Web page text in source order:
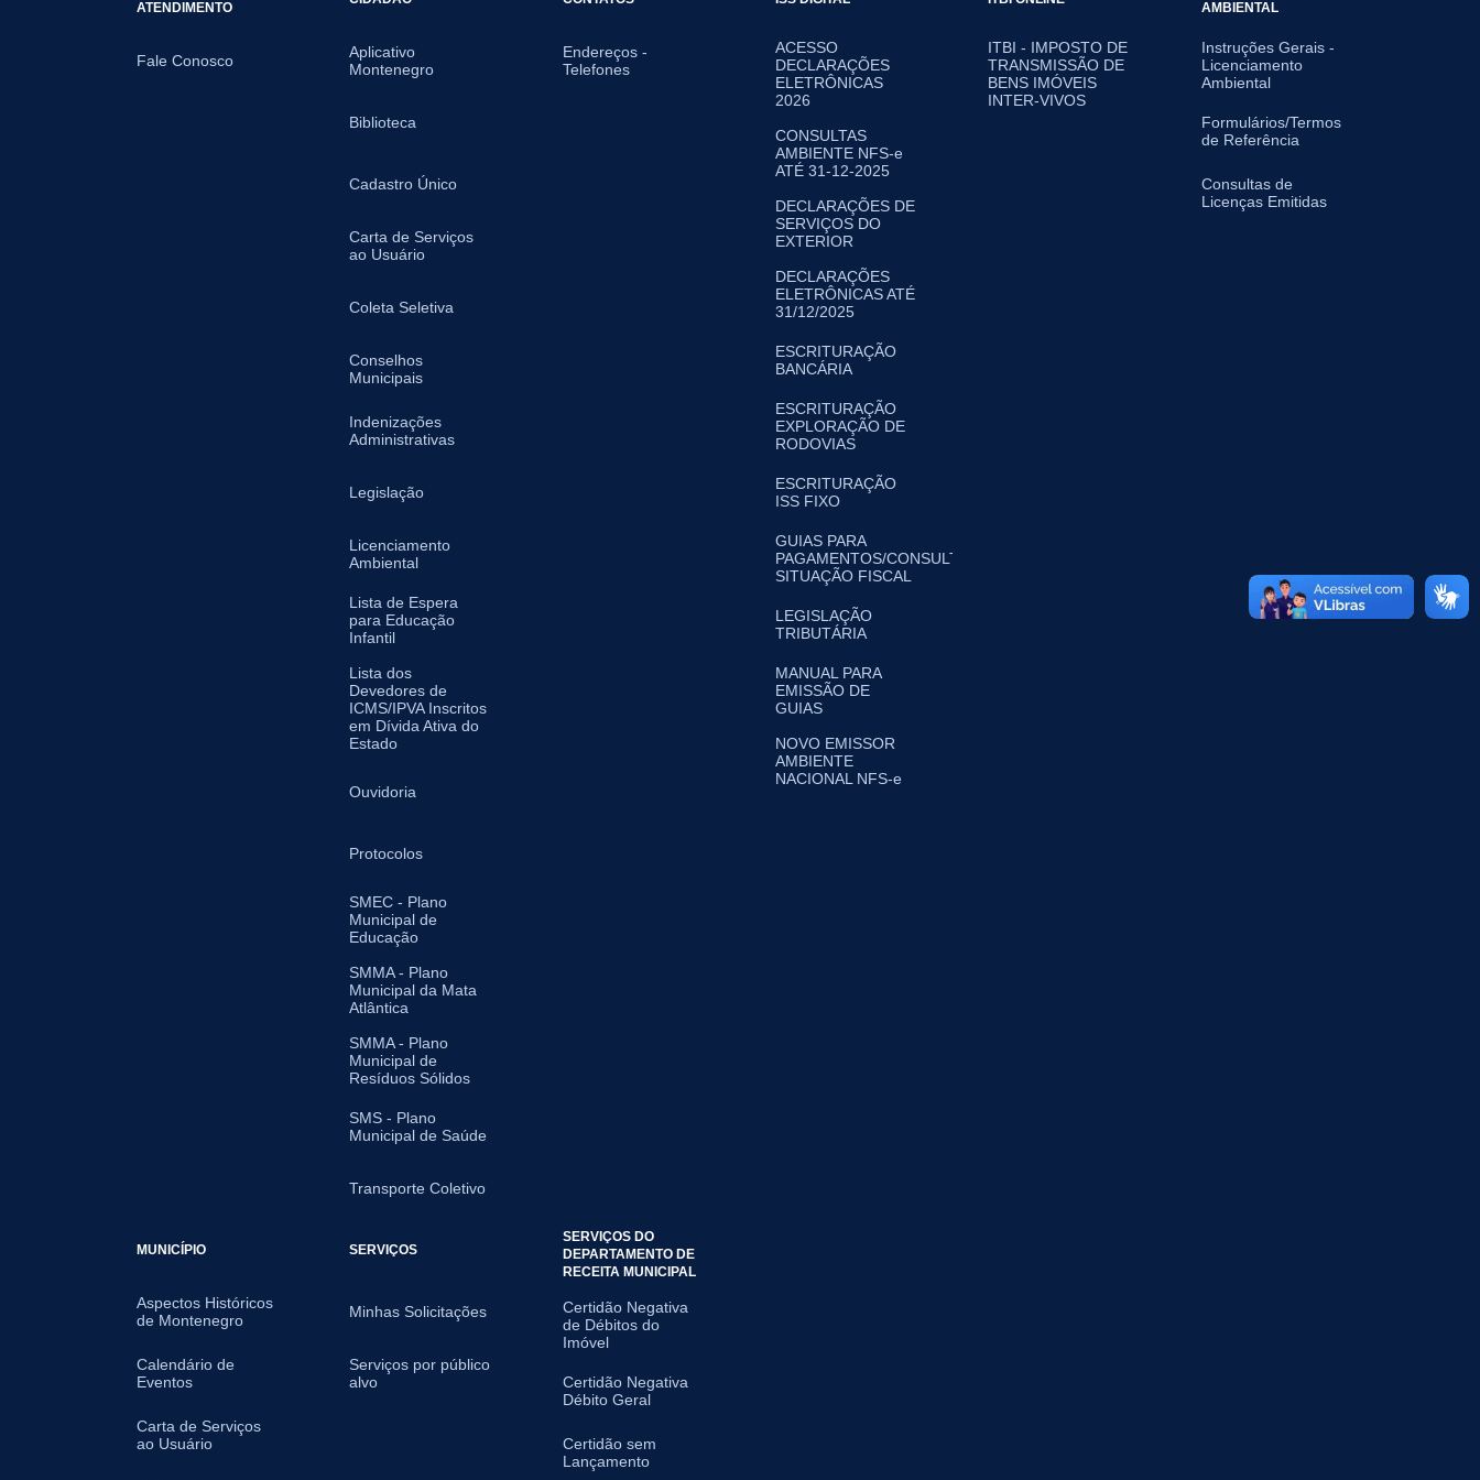
ATENDIMENTO
Fale Conosco
Aplicativo
Montenegro
Biblioteca
Cadastro Único
Carta de Serviços
ao Usuário
Coleta Seletiva
Conselhos
Municipais
Indenizações
Administrativas
Legislação
Licenciamento
Ambiental
Lista de Espera
para Educação
Infantil
Lista dos
Devedores de
ICMS/IPVA Inscritos
em Dívida Ativa do
Estado
Ouvidoria
Protocolos
SMEC - Plano
Municipal de
Educação
SMMA - Plano
Municipal da Mata
Atlântica
SMMA - Plano
Municipal de
Resíduos Sólidos
SMS - Plano
Municipal de Saúde
Transporte Coletivo
Endereços -
Telefones
ACESSO
DECLARAÇÕES
ELETRÔNICAS
2026
CONSULTAS
AMBIENTE NFS-e
ATÉ 31-12-2025
DECLARAÇÕES DE
SERVIÇOS DO
EXTERIOR
DECLARAÇÕES
ELETRÔNICAS ATÉ
31/12/2025
ESCRITURAÇÃO
BANCÁRIA
ESCRITURAÇÃO
EXPLORAÇÃO DE
RODOVIAS
ESCRITURAÇÃO
ISS FIXO
GUIAS PARA
PAGAMENTOS/CONSULTA
SITUAÇÃO FISCAL
LEGISLAÇÃO
TRIBUTÁRIA
MANUAL PARA
EMISSÃO DE
GUIAS
NOVO EMISSOR
AMBIENTE
NACIONAL NFS-e
ITBI - IMPOSTO DE
TRANSMISSÃO DE
BENS IMÓVEIS
INTER-VIVOS
AMBIENTAL
Instruções Gerais -
Licenciamento
Ambiental
Formulários/Termos
de Referência
Consultas de
Licenças Emitidas
MUNICÍPIO
Aspectos Históricos
de Montenegro
Calendário de
Eventos
Carta de Serviços
ao Usuário
SERVIÇOS
Minhas Solicitações
Serviços por público
alvo
SERVIÇOS DO
DEPARTAMENTO DE
RECEITA MUNICIPAL
Certidão Negativa
de Débitos do
Imóvel
Certidão Negativa
Débito Geral
Certidão sem
Lançamento